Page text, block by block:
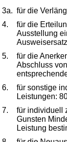
3a. für die
4.
für die
Ausstellung
5.
für die
Abschluss
6.
für sonstige
Leistungen:
7.
für individuell
Gunsten
Leistung